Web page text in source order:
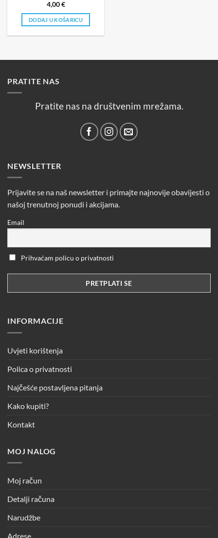
4,00€
DODAJ U KOŠARICU
PRATITE NAS
Pratite nas na društvenim mrežama.
NEWSLETTER
Prijavite se na naš newsletter i primajte najnovije obavijesti o
našoj trenutnoj ponudi i akcijama.
Email
Prihvaćam policu o privatnosti
INFORMACIJE
Uvjeti korištenja
Polica o privatnosti
Najčešće postavljena pitanja
Kako kupiti?
Kontakt
MOJ NALOG
Moj račun
Detalji računa
Narudžbe
Adrese